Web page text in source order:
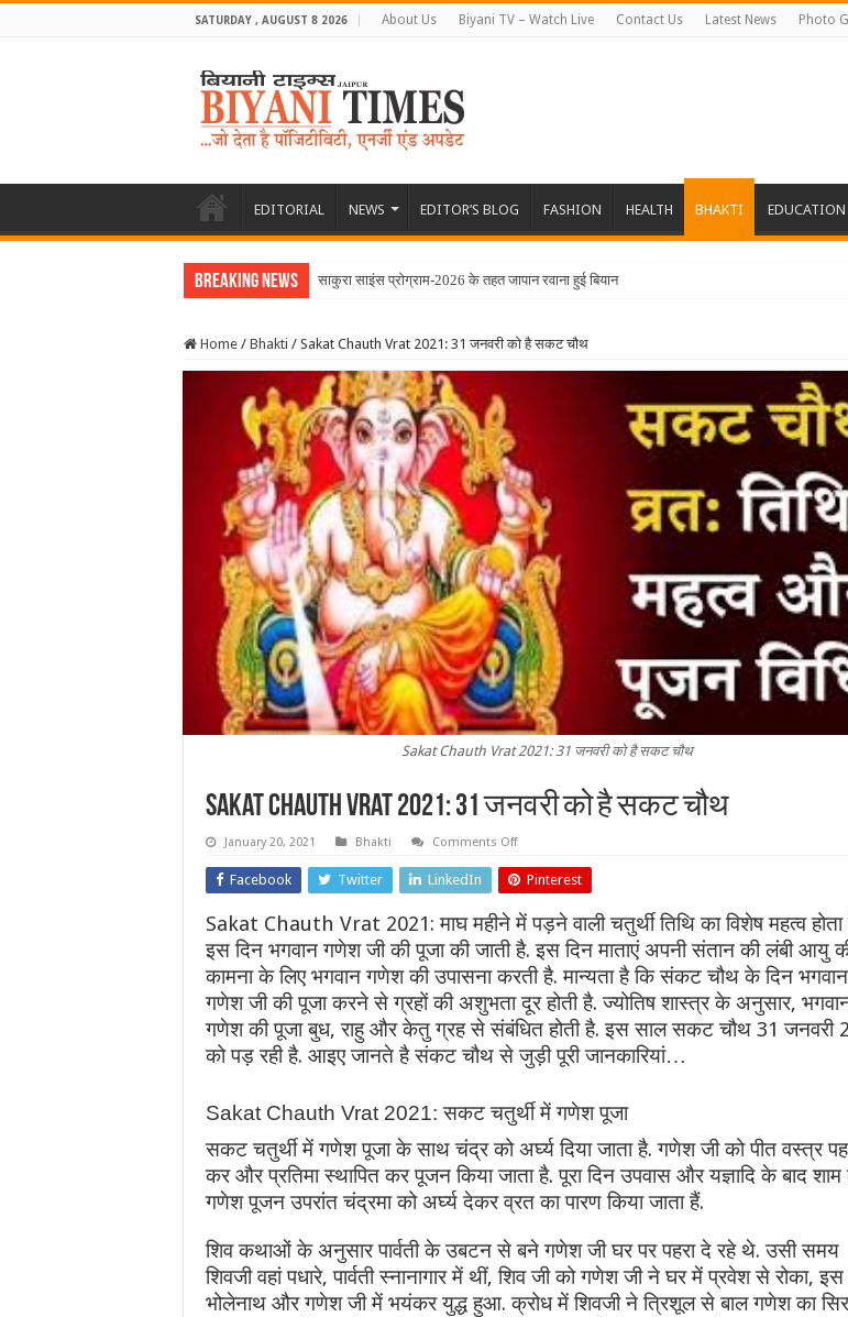
SATURDAY , AUGUST 8 2026 About Us Biyani TV – Watch Live Contact Us Latest News Photo
EDITORIAL NEWS EDITOR’S BLOG FASHION HEALTH BHAKTI EDUCATION
Breaking News साकुरा साइंस प्रोग्राम-2026 के तहत जापान रवाना हुई बियानी ग्रुप ऑफ कॉ
Home / Bhakti / Sakat Chauth Vrat 2021: 31 जनवरी को है सकट चौथ
Sakat Chauth Vrat 2021: 31 जनवरी को है सकट चौथ
Sakat Chauth Vrat 2021: 31 जनवरी को है सकट चौथ
January 20, 2021 Bhakti Comments Offon
Chauth
Vrat
2021:
31
जनवरी
को
है
सकट
चौथ
Facebook Twitter LinkedIn Pinterest
Sakat Chauth Vrat 2021: माघ महीने में पड़ने वाली चतुर्थी तिथि का विशेष महत्व होता
इस दिन भगवान गणेश जी की पूजा की जाती है. इस दिन माताएं अपनी संतान की लंबी आयु
कामना के लिए भगवान गणेश की उपासना करती है. मान्यता है कि संकट चौथ के दिन भगवान
गणेश जी की पूजा करने से ग्रहों की अशुभता दूर होती है. ज्योतिष शास्त्र के अनुसार,
गणेश की पूजा बुध, राहु और केतु ग्रह से संबंधित होती है. इस साल सकट चौथ 31 जनवरी
को पड़ रही है. आइए जानते है संकट चौथ से जुड़ी पूरी जानकारियां…
Sakat Chauth Vrat 2021: सकट चतुर्थी में गणेश पूजा
सकट चतुर्थी में गणेश पूजा के साथ चंद्र को अर्घ्य दिया जाता है. गणेश जी को पीत वस्त्र
कर और प्रतिमा स्थापित कर पूजन किया जाता है. पूरा दिन उपवास और यज्ञादि के बाद शाम
गणेश पूजन उपरांत चंद्रमा को अर्घ्य देकर व्रत का पारण किया जाता हैं.
शिव कथाओं के अनुसार पार्वती के उबटन से बने गणेश जी घर पर पहरा दे रहे थे. उसी समय
शिवजी वहां पधारे, पार्वती स्नानागार में थीं, शिव जी को गणेश जी ने घर में प्रवेश से रोका, इस
भोलेनाथ और गणेश जी में भयंकर युद्ध हुआ. क्रोध में शिवजी ने त्रिशूल से बाल गणेश का